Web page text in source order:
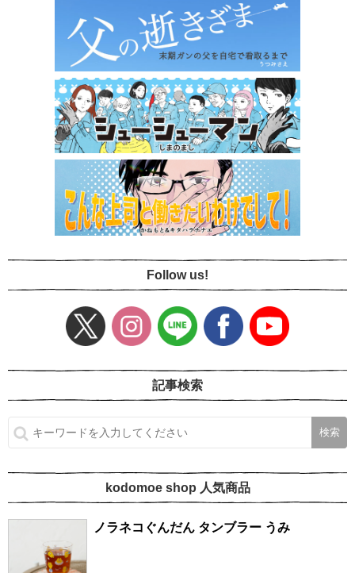
Follow us!
記事検索
kodomoe shop 人気商品
ノラネコぐんだん タンブラー うみ